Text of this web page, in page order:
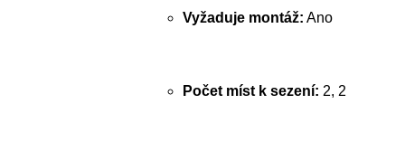
Vyžaduje montáž: Ano
Počet míst k sezení: 2, 2